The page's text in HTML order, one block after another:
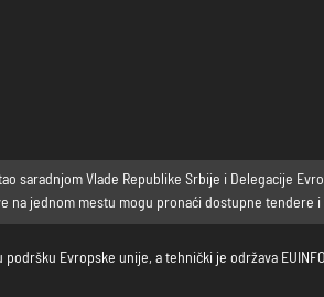
saradnjom Vlade Republike Srbije i Delegacije
na jednom mestu mogu pronaći dostupne tendere
Evropske unije, a tehnički je održava